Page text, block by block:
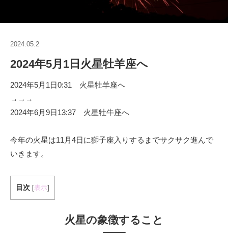
2024.05.2
2024年5月1日火星牡羊座へ
2024年5月1日0:31 火星牡羊座へ
→→→
2024年6月9日13:37 火星牡牛座へ
今年の火星は11月4日に獅子座入りするまでサクサク進んで
いきます。
目次 [表示]
火星の象徴すること